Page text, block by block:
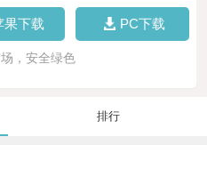
果下载 PC下载
，安全绿色
排行